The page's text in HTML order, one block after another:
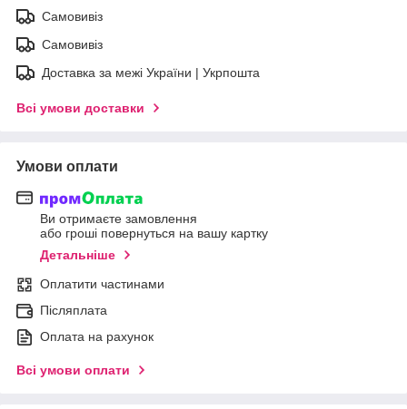
Самовивіз
Самовивіз
Доставка за межі України | Укрпошта
Всі умови доставки
Умови оплати
Ви отримаєте замовлення
або гроші повернуться на вашу картку
Детальніше
Оплатити частинами
Післяплата
Оплата на рахунок
Всі умови оплати